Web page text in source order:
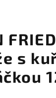
s